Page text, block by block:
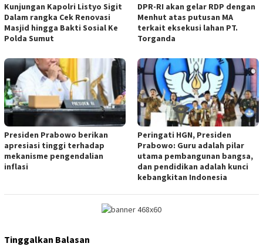
Kunjungan Kapolri Listyo Sigit
Dalam rangka Cek Renovasi
Masjid hingga Bakti Sosial Ke
Polda Sumut
DPR-RI akan gelar RDP dengan
Menhut atas putusan MA
terkait eksekusi lahan PT.
Torganda
Presiden Prabowo berikan
apresiasi tinggi terhadap
mekanisme pengendalian
inflasi
Peringati HGN, Presiden
Prabowo: Guru adalah pilar
utama pembangunan bangsa,
dan pendidikan adalah kunci
kebangkitan Indonesia
Tinggalkan Balasan